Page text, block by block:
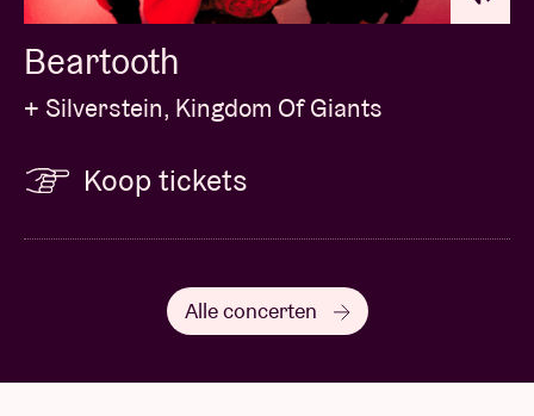
Beartooth
+ Silverstein, Kingdom Of Giants
Koop tickets
Alle concerten